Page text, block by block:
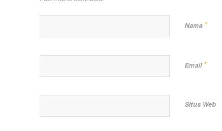
Nama *
Email *
Situs Web